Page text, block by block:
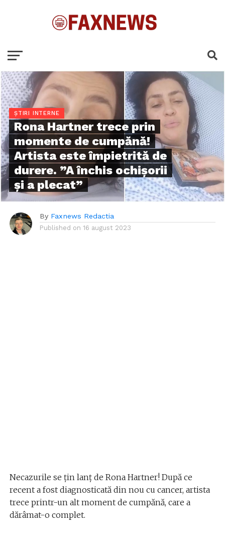
ȘTIRI INTERNE
Rona Hartner trece prin
momente de cumpănă!
Artista este împietrită de
durere. ”A închis ochișorii
și a plecat”
By Faxnews Redactia
Published on 16 august 2023
Necazurile se țin lanț de Rona Hartner! După ce
recent a fost diagnosticată din nou cu cancer, artista
trece printr-un alt moment de cumpănă, care a
dărâmat-o complet.